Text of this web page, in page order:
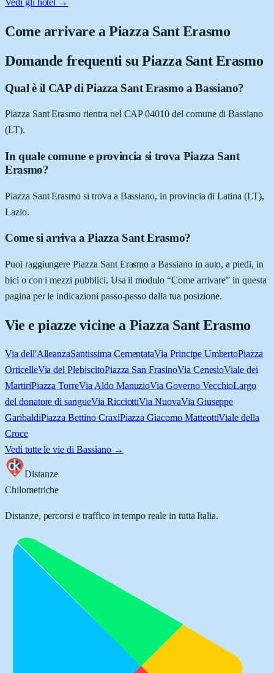
Come arrivare aPiazza Sant Erasmo
Domande frequenti su Piazza Sant Erasmo
Qual è il CAP di Piazza Sant Erasmo a Bassiano?
Piazza Sant Erasmo rientra nel CAP 04010 del comune di Bassiano
(LT).
In quale comune e provincia si trova Piazza Sant
Erasmo?
Piazza Sant Erasmo si trova a Bassiano, in provincia di Latina (LT),
Lazio.
Come si arriva a Piazza Sant Erasmo?
Puoi raggiungere Piazza Sant Erasmo a Bassiano in auto, a piedi, in
bici o con i mezzi pubblici. Usa il modulo “Come arrivare” in questa
pagina per le indicazioni passo-passo dalla tua posizione.
Vie e piazze vicine a Piazza Sant Erasmo
Via dell'AlleanzaSantissima CementataVia Principe UmbertoPiazza
OrticelleVia del PlebiscitoPiazza San FrasinoVia CenesioViale dei
MartiriPiazza TorreVia Aldo ManuzioVia Governo VecchioLargo
del donatore di sangueVia RicciottiVia NuovaVia Giuseppe
GaribaldiPiazza Bettino CraxiPiazza Giacomo MatteottiViale della
Croce
Vedi tutte le vie di Bassiano→
Distanze
Chilometriche
Distanze, percorsi e traffico in tempo reale in tutta Italia.